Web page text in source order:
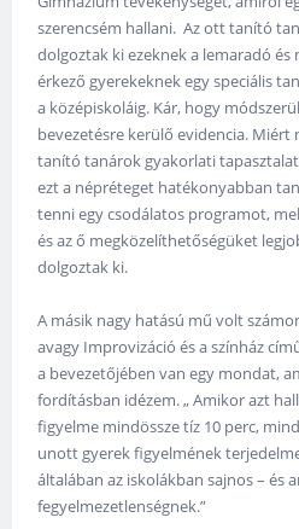
szerencsém hallani. Az ott tanító
dolgoztak ki ezeknek a lemaradó
érkező gyerekeknek egy speciális
a középiskoláig. Kár, hogy
bevezetésre kerülő evidencia. Miért
tanító tanárok gyakorlati
ezt a népréteget hatékonyabban
tenni egy csodálatos programot,
és az ő megközelíthetőségüket
dolgoztak ki.
A másik nagy hatású mű volt
avagy Improvizáció és a színház
a bevezetőjében van egy mondat,
fordításban idézem. „ Amikor azt
figyelme mindössze tíz 10 perc,
unott gyerek figyelmének
általában az iskolákban sajnos – és
fegyelmezetlenségnek.”